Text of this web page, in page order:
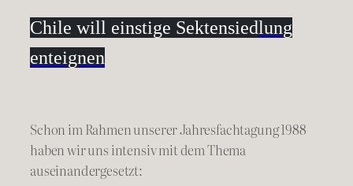
Chile will einstige Sektensiedlung
enteignen
Schon im Rahmen unserer Jahresfachtagung 1988
haben wir uns intensiv mit dem Thema
auseinandergesetzt: